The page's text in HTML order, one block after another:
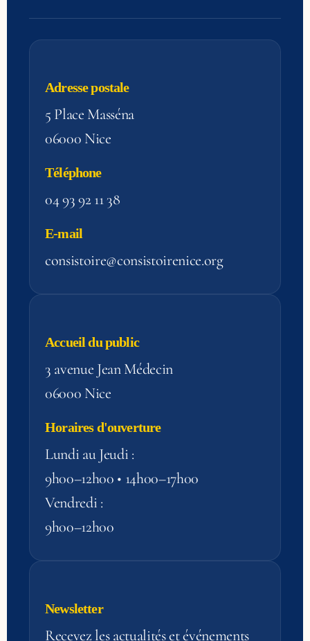
Adresse postale
5 Place Masséna
06000 Nice
Téléphone
04 93 92 11 38
E-mail
consistoire@consistoirenice.org
Accueil du public
3 avenue Jean Médecin
06000 Nice
Horaires d'ouverture
Lundi au Jeudi :
9h00–12h00 • 14h00–17h00
Vendredi :
9h00–12h00
Newsletter
Recevez les actualités et événements